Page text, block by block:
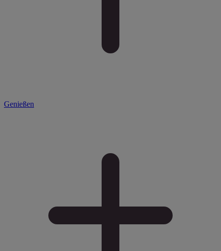
Genießen